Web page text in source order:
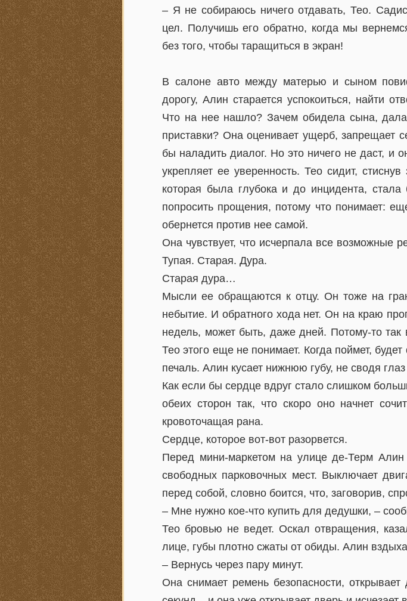
– Я не собираюсь ничего отдавать, Тео.
цел. Получишь его обратно, когда мы
без того, чтобы таращиться в экран!
В салоне авто между матерью и сыном
дорогу, Алин старается успокоиться, найти
Что на нее нашло? Зачем обидела сына,
приставки? Она оценивает ущерб, запрещает
бы наладить диалог. Но это ничего не даст, и
укрепляет ее уверенность. Тео сидит,
которая была глубока и до инцидента,
попросить прощения, потому что понимает:
обернется против нее самой.
Она чувствует, что исчерпала все возможные
Тупая. Старая. Дура.
Старая дура…
Мысли ее обращаются к отцу. Он тоже на
небытие. И обратного хода нет. Он на краю
недель, может быть, даже дней. Потому-то
Тео этого еще не понимает. Когда поймет,
печаль. Алин кусает нижнюю губу, не сводя
Как если бы сердце вдруг стало слишком
обеих сторон так, что скоро оно начнет
кровоточащая рана.
Сердце, которое вот-вот разорвется.
Перед мини-маркетом на улице де-Терм Алин
свободных парковочных мест. Выключает
перед собой, словно боится, что, заговорив,
– Мне нужно кое-что купить для дедушки, –
Тео бровью не ведет. Оскал отвращения,
лице, губы плотно сжаты от обиды. Алин
– Вернусь через пару минут.
Она снимает ремень безопасности,